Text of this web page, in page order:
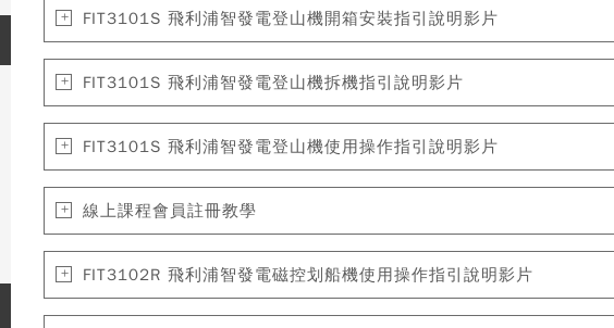
FIT3101S 飛利浦智發電登山機開箱安裝指引說明影片
FIT3101S 飛利浦智發電登山機拆機指引說明影片
FIT3101S 飛利浦智發電登山機使用操作指引說明影片
線上課程會員註冊教學
FIT3102R 飛利浦智發電磁控划船機使用操作指引說明影片